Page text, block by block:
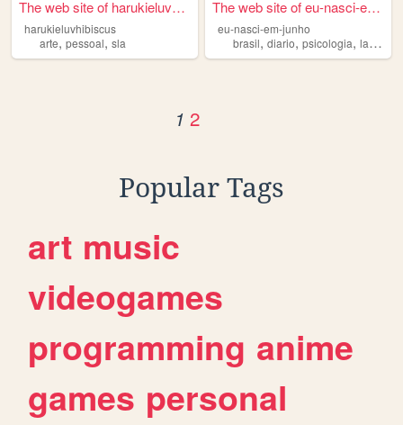
The web site of harukieluvhi...
harukieluvhibiscus
arte, pessoal, sla
The web site of eu-nasci-em-...
eu-nasci-em-junho
brasil,diario,psicologia,lais ,
1 2
Popular Tags
art music
videogames
programming anime
games personal